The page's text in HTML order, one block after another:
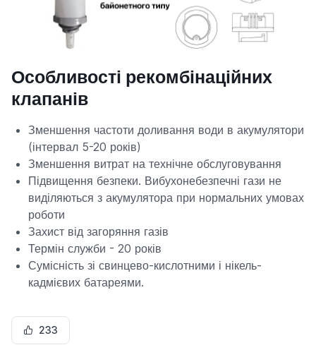
Особливості рекомбінаційних
клапанів
Зменшення частоти доливання води в акумулятори
(інтервал 5-20 років)
Зменшення витрат на технічне обслуговування
Підвищення безпеки. Вибухонебезпечні гази не
виділяються з акумулятора при нормальних умовах
роботи
Захист від загоряння газів
Термін служби - 20 років
Сумісність зі свинцево-кислотними і нікель-
кадмієвих батареями.
233